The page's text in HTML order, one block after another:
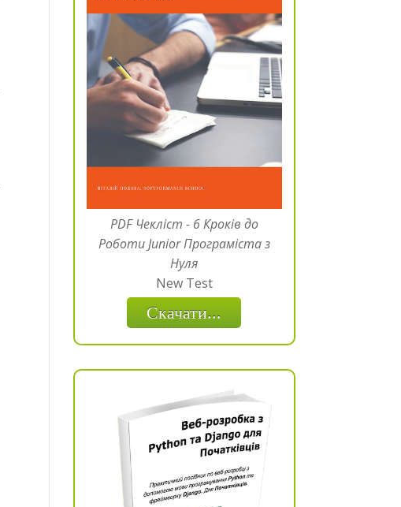
PDF Чекліст - 6 Кроків до
Роботи Junior Програміста з
Нуля
New Test
Скачати...